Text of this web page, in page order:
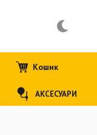
Кошик
АКСЕСУАРИ